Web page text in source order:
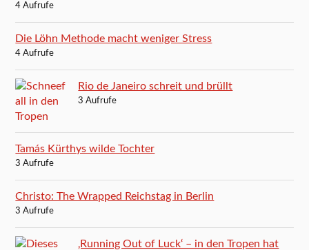
4 Aufrufe
Die Löhn Methode macht weniger Stress
4 Aufrufe
Rio de Janeiro schreit und brüllt
3 Aufrufe
Tamás Kürthys wilde Tochter
3 Aufrufe
Christo: The Wrapped Reichstag in Berlin
3 Aufrufe
‚Running Out of Luck‘ – in den Tropen hat